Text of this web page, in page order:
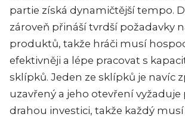
partie získá dynamičtější tempo.
zároveň přináší tvrdší požadavky
produktů, takže hráči musí
efektivněji a lépe pracovat s
sklípků. Jeden ze sklípků je navíc
uzavřený a jeho otevření
drahou investici, takže každý musí